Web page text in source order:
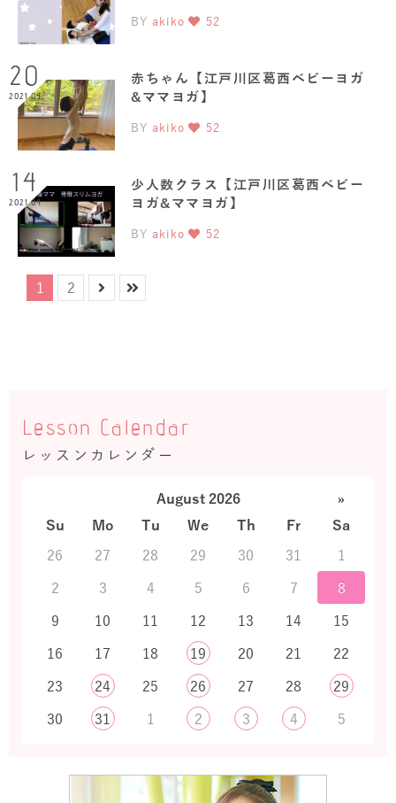
BY akiko 52
20
2021.04
赤ちゃん【江戸川区葛西ベビーヨガ
&ママヨガ】
BY akiko 52
14
2021.04
少人数クラス【江戸川区葛西ベビー
ヨガ&ママヨガ】
BY akiko 52
1 2
Lesson Calendar
レッスンカレンダー
August 2026
»
Su
Mo Tu We Th Fr
Sa
26
27 28 29 30 31
1
2
3 4 5 6 7
8
9
10 11 12 13 14
15
16
17 18 19 20 21
22
23
24 25 26 27 28
29
30
31 1 2 3 4 5